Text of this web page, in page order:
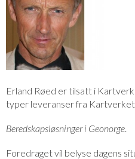
Erland Røed er tilsatt i
typer leveranser fra
Beredskapsløsninger i Geonorge.
Foredraget vil belyse dagens